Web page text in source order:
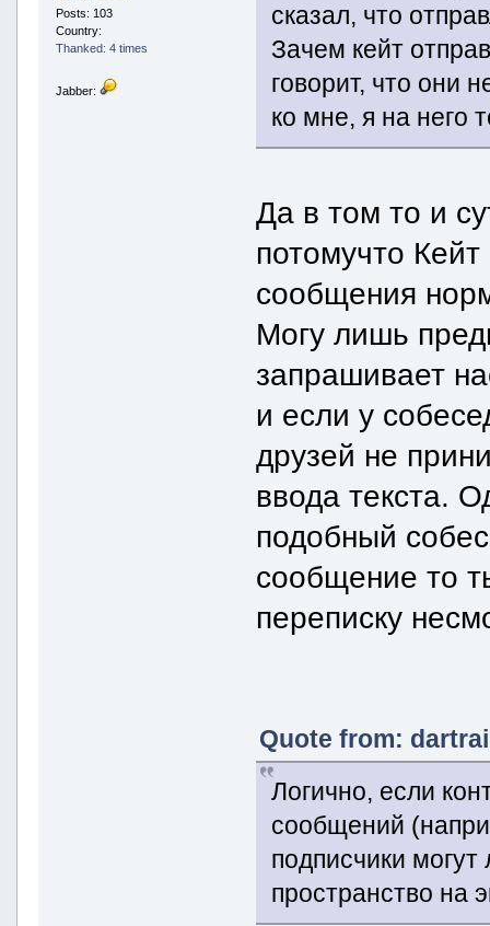
Posts: 103
Country:
Thanked: 4 times
Jabber:
сказал, что
Зачем кейт
говорит, что они
ко мне, я на него
Да в том то и
потомучто
сообщения
Могу лишь
запрашивает
и если у
друзей не
ввода текста.
подобный
сообщение то
переписку
Quote from:
Логично, если
сообщений
подписчики
пространство на